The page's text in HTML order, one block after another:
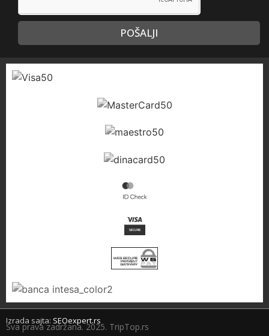
POŠALJI
Izrada sajta: SEOexpert.rs
Sva prava zadržana. 2025. TripTop.rs